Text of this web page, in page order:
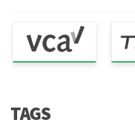
TAGS